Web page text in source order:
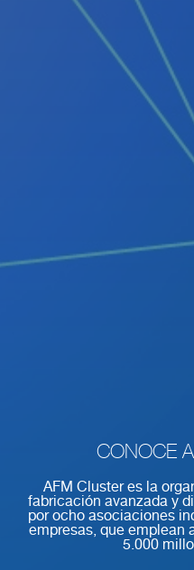
CONOCE
AFM Cluster es la
fabricación avanzada y
por ocho asociaciones
empresas, que emplean
5.000